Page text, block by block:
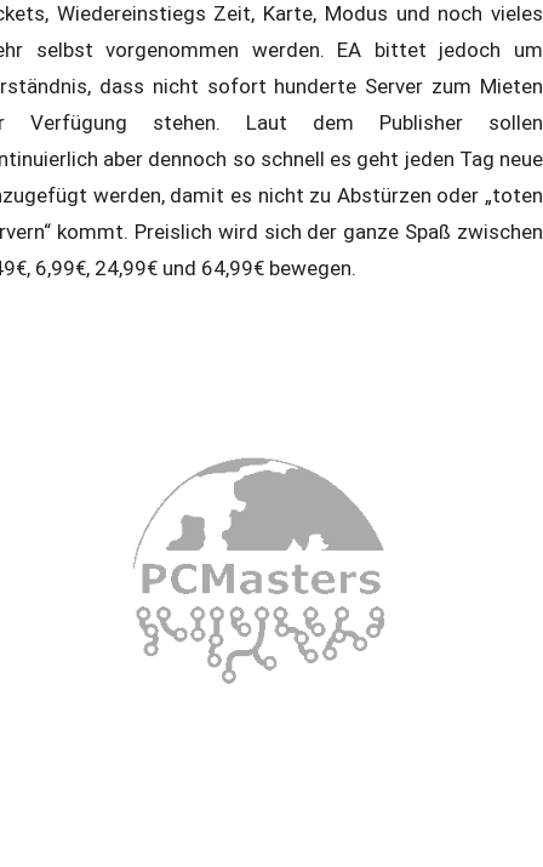
Wiedereinstiegs Zeit, Karte, Modus und noch vieles
selbst vorgenommen werden. EA bittet jedoch um
dass nicht sofort hunderte Server zum Mieten
Verfügung stehen. Laut dem Publisher sollen
aber dennoch so schnell es geht jeden Tag neue
werden, damit es nicht zu Abstürzen oder „toten
kommt. Preislich wird sich der ganze Spaß zwischen
6,99€, 24,99€ und 64,99€ bewegen.